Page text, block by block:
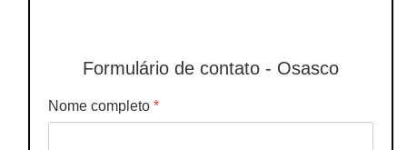
Formulário de contato - Osasco
Nome completo *